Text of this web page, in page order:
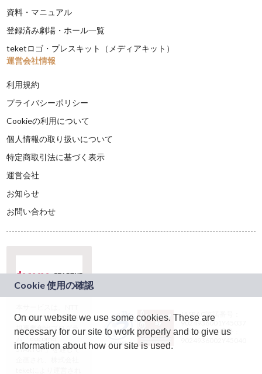
資料・マニュアル
登録済み劇場・ホール一覧
teketロゴ・プレスキット（メディアキット）
運営会社情報
利用規約
プライバシーポリシー
Cookieの利用について
個人情報の取り扱いについて
特定商取引法に基づく表示
運営会社
お知らせ
お問い合わせ
ドコモグループの新
規事業創出プログラ
ム「docomo
STARTUP」を通じて
JASRAC許諾番号：
9024936001Y45037
JASRAC許諾番号：
On our website we use some cookies. These are
necessary for our site to work properly and to give us
information about how our site is used.